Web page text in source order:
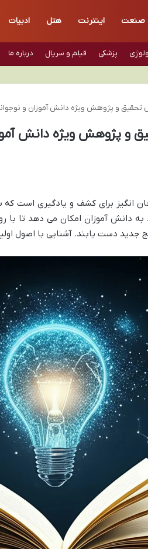
صنعت اینترنت هتل ادبیات
پزشکی فیلم و سریال درباره ما
تحقیق و پژوهش ویژه دانش آموزان و
و پژوهش ویژه دانش
انگیز برای کشف و یادگیری است که
به دانش آموزان امکان می دهد تا
جدید دست یابند. آشنایی با اصول